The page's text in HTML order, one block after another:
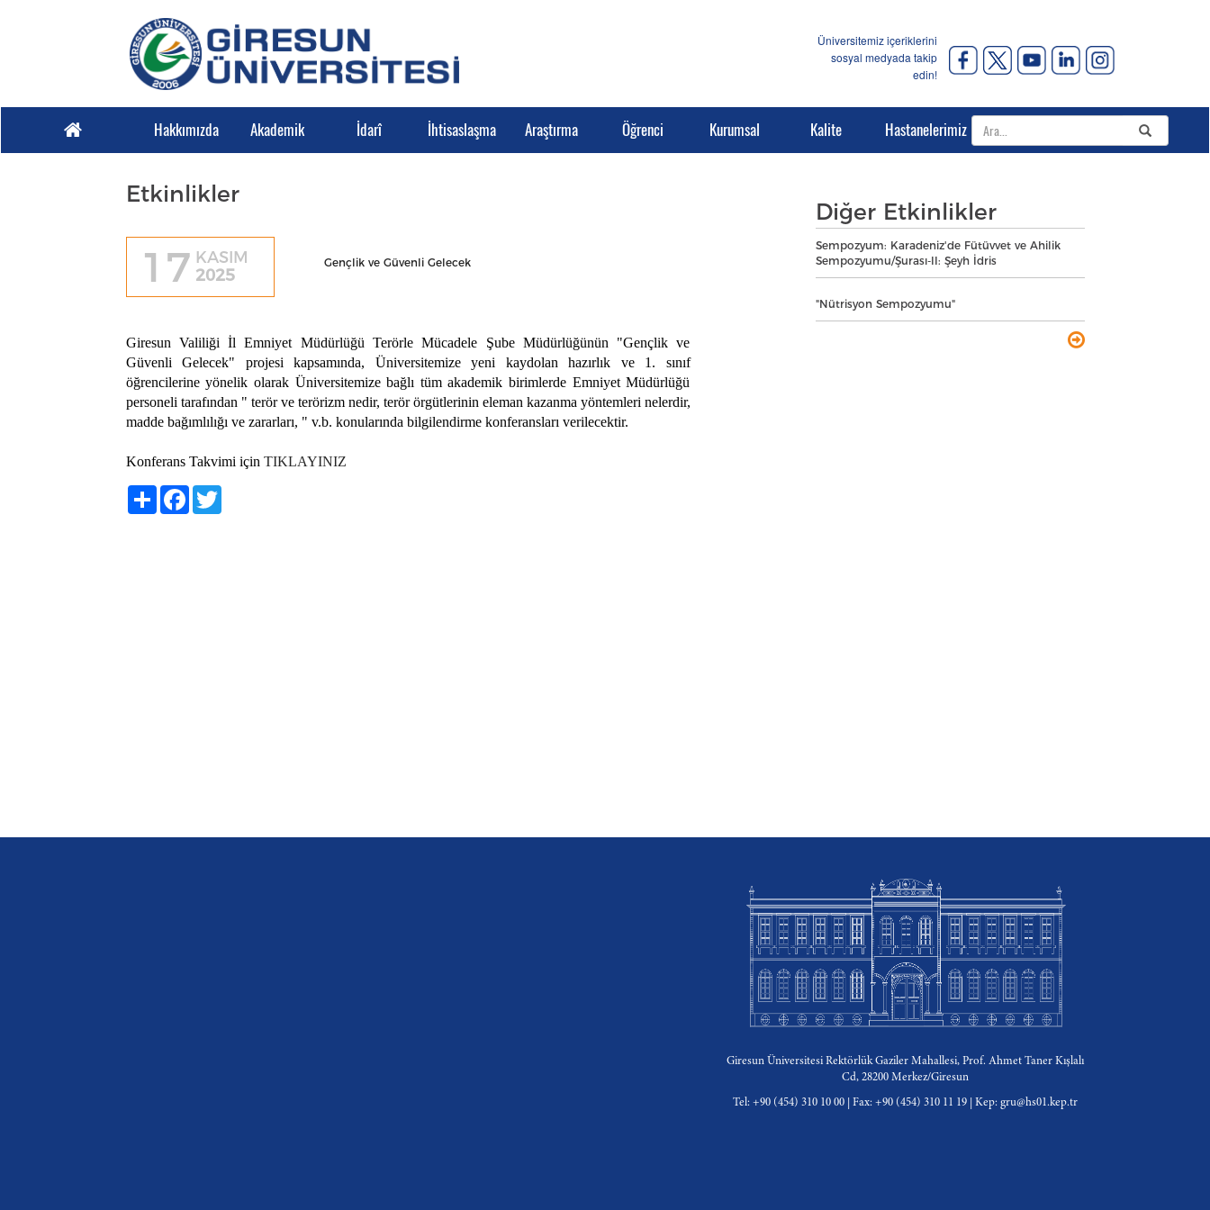
Üniversitemiz içeriklerini
sosyal medyada takip
edin!
Hakkımızda Akademik İdarî İhtisaslaşma Araştırma Öğrenci Kurumsal Kalite Hastanelerimiz
Etkinlikler
17 KASIM
2025
Gençlik ve Güvenli Gelecek
Giresun Valiliği İl Emniyet Müdürlüğü Terörle Mücadele Şube Müdürlüğünün "Gençlik ve
Güvenli Gelecek" projesi kapsamında, Üniversitemize yeni kaydolan hazırlık ve 1. sınıf
öğrencilerine yönelik olarak Üniversitemize bağlı tüm akademik birimlerde Emniyet Müdürlüğü
personeli tarafından " terör ve terörizm nedir, terör örgütlerinin eleman kazanma yöntemleri nelerdir,
madde bağımlılığı ve zararları, " v.b. konularında bilgilendirme konferansları verilecektir.
Konferans Takvimi için TIKLAYINIZ
Share FacebookTwitter
Diğer Etkinlikler
Sempozyum: Karadeniz'de Fütüvvet ve Ahilik
Sempozyumu/Şurası-II: Şeyh İdris
"Nütrisyon Sempozyumu"
Giresun Üniversitesi Rektörlük Gaziler Mahallesi, Prof. Ahmet Taner Kışlalı
Cd, 28200 Merkez/Giresun
Tel: +90 (454) 310 10 00 | Fax: +90 (454) 310 11 19 | Kep: gru@hs01.kep.tr